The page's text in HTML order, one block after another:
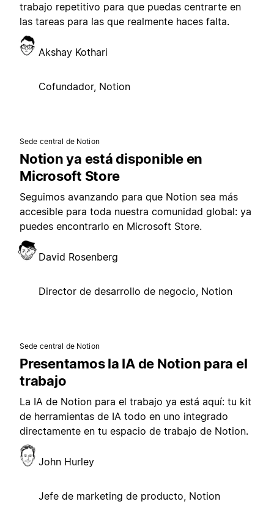
trabajo repetitivo para que puedas centrarte en
las tareas para las que realmente haces falta.
Akshay Kothari
Cofundador, Notion
Sede central de Notion
Notion ya está disponible en
Microsoft Store
Seguimos avanzando para que Notion sea más
accesible para toda nuestra comunidad global: ya
puedes encontrarlo en Microsoft Store.
David Rosenberg
Director de desarrollo de negocio, Notion
Sede central de Notion
Presentamos la IA de Notion para el
trabajo
La IA de Notion para el trabajo ya está aquí: tu kit
de herramientas de IA todo en uno integrado
directamente en tu espacio de trabajo de Notion.
John Hurley
Jefe de marketing de producto, Notion